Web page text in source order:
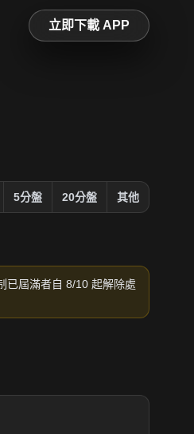
立即下載 APP
5分盤 20分盤 其他
已屆滿者自 8/10 起解除處